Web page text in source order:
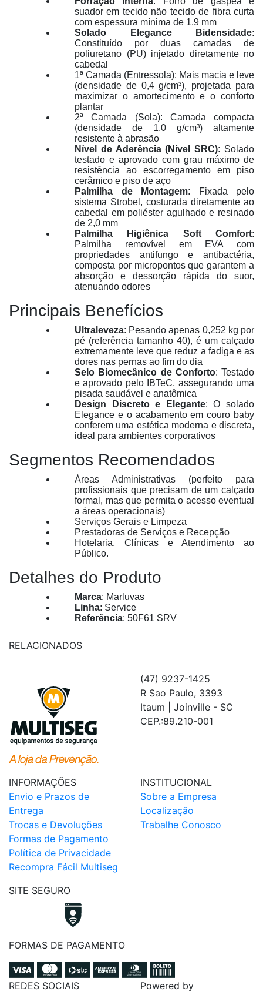
suador em tecido não tecido de fibra curta
com espessura mínima de 1,9 mm
Solado Elegance Bidensidade:
Constituído por duas camadas de
poliuretano (PU) injetado diretamente no
cabedal
1ª Camada (Entressola): Mais macia e leve
(densidade de 0,4 g/cm³), projetada para
maximizar o amortecimento e o conforto
plantar
2ª Camada (Sola): Camada compacta
(densidade de 1,0 g/cm³) altamente
resistente à abrasão
Nível de Aderência (Nível SRC): Solado
testado e aprovado com grau máximo de
resistência ao escorregamento em piso
cerâmico e piso de aço
Palmilha de Montagem: Fixada pelo
sistema Strobel, costurada diretamente ao
cabedal em poliéster agulhado e resinado
de 2,0 mm
Palmilha Higiênica Soft Comfort:
Palmilha removível em EVA com
propriedades antifungo e antibactéria,
composta por micropontos que garantem a
absorção e dessorção rápida do suor,
atenuando odores
Principais Benefícios
Ultraleveza: Pesando apenas 0,252 kg por
pé (referência tamanho 40), é um calçado
extremamente leve que reduz a fadiga e as
dores nas pernas ao fim do dia
Selo Biomecânico de Conforto: Testado
e aprovado pelo IBTeC, assegurando uma
pisada saudável e anatômica
Design Discreto e Elegante: O solado
Elegance e o acabamento em couro baby
conferem uma estética moderna e discreta,
ideal para ambientes corporativos
Segmentos Recomendados
Áreas Administrativas (perfeito para
profissionais que precisam de um calçado
formal, mas que permita o acesso eventual
a áreas operacionais)
Serviços Gerais e Limpeza
Prestadoras de Serviços e Recepção
Hotelaria, Clínicas e Atendimento ao
Público.
Detalhes do Produto
Marca: Marluvas
Linha: Service
Referência: 50F61 SRV
RELACIONADOS
(47) 9237-1425
R Sao Paulo, 3393
Itaum | Joinville - SC
CEP.:89.210-001
INFORMAÇÕES
Envio e Prazos de
Entrega
Trocas e Devoluções
Formas de Pagamento
Política de Privacidade
Recompra Fácil Multiseg
INSTITUCIONAL
Sobre a Empresa
Localização
Trabalhe Conosco
SITE SEGURO
FORMAS DE PAGAMENTO
REDES SOCIAIS Powered by